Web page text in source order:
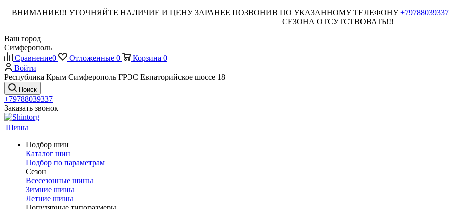
ВНИМАНИЕ!!! УТОЧНЯЙТЕ НАЛИЧИЕ И ЦЕНУ ЗАРАНЕЕ ПОЗВОНИВ ПО УКАЗАННОМУ ТЕЛЕФОНУ+79788039337
СЕЗОНА ОТСУТСТВОВАТЬ!!!
Ваш город
Симферополь
Сравнение0 Отложенные 0 Корзина 0
Войти
Республика Крым Симферополь ГРЭС Евпаторийское шоссе 18
Поиск
+79788039337
Заказать звонок
Шины
Подбор шин
Каталог шин
Подбор по параметрам
Сезон
Всесезонные шины
Зимние шины
Летние шины